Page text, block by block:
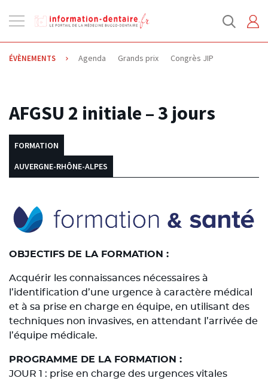
la
navigation
ÉVÈNEMENTS Agenda Grands prix Congrès JIP
26.06.2023
AFGSU 2 initiale – 3 jours
FORMATION
AUVERGNE-RHÔNE-ALPES
OBJECTIFS DE LA FORMATION :
Acquérir les connaissances nécessaires à
l’identification d’une urgence à caractère médical
et à sa prise en charge en équipe, en utilisant des
techniques non invasives, en attendant l’arrivée de
l’équipe médicale.
PROGRAMME DE LA FORMATION :
JOUR 1 : prise en charge des urgences vitales